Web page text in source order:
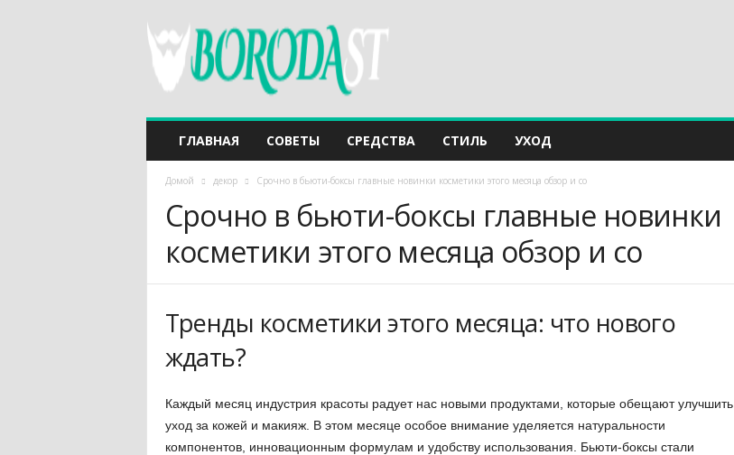
ГЛАВНАЯ СОВЕТЫ СРЕДСТВА СТИЛЬ УХОД
Домой декор Срочно в бьюти-боксы главные новинки косметики этого месяца обзор и со
Срочно в бьюти-боксы главные новинки
косметики этого месяца обзор и со
Тренды косметики этого месяца: что нового
ждать?
Каждый месяц индустрия красоты радует нас новыми продуктами, которые обещают улучшить
уход за кожей и макияж. В этом месяце особое внимание уделяется натуральности
компонентов, инновационным формулам и удобству использования. Бьюти-боксы стали